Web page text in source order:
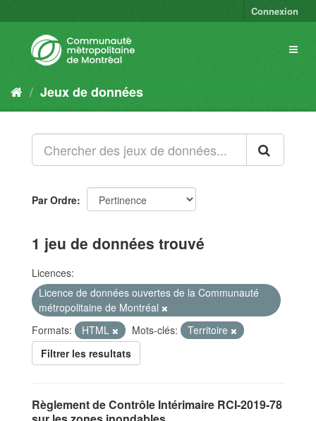
Connexion
Jeux de données
Par Ordre
1 jeu de données trouvé
Licences:
Licence de données ouvertes de la Communauté
métropolitaine de Montréal
Formats:
HTML Mots-clés:
Territoire
Filtrer les resultats
Règlement de Contrôle Intérimaire RCI-2019-78